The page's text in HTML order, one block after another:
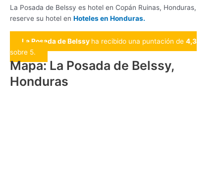
La Posada de Belssy es hotel en Copán Ruinas, Honduras,
reserve su hotel en Hoteles en Honduras.
La Posada de Belssy ha recibido una puntación de 4,3
sobre 5.
Mapa: La Posada de Belssy,
Honduras